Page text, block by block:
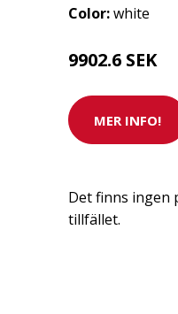
Color:white
9902.6 SEK
MER INFO!
Det finns ingen
tillfället.